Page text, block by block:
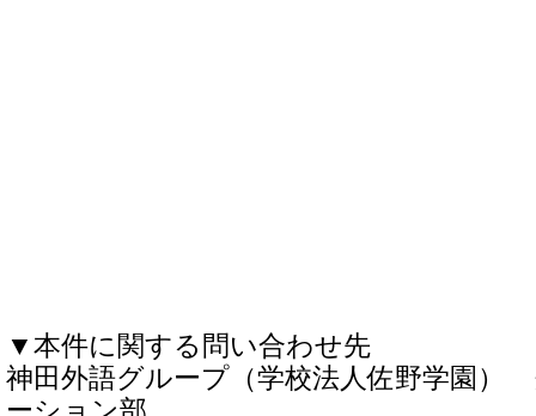
▼本件に関する問い合わせ先
神田外語グループ（学校法人佐野学園）